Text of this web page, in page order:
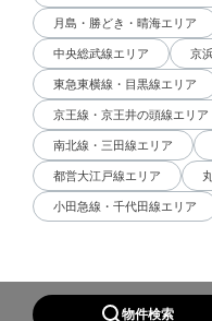
月島・勝どき・晴海エリア
中央総武線エリア 京
東急東横線・目黒線エリア
京王線・京王井の頭線エリア
南北線・三田線エリア
都営大江戸線エリア
小田急線・千代田線エリア
物件検索